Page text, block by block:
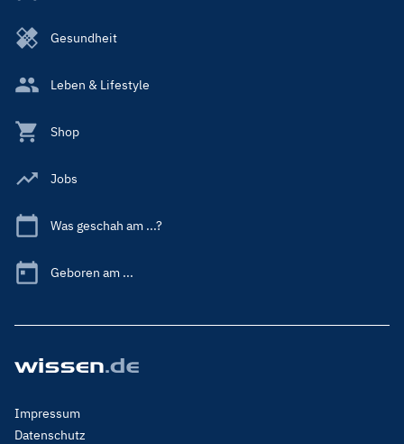
Gesundheit
Leben & Lifestyle
Shop
Jobs
Was geschah am ...?
Geboren am ...
Footer
Menu
Impressum
Datenschutz